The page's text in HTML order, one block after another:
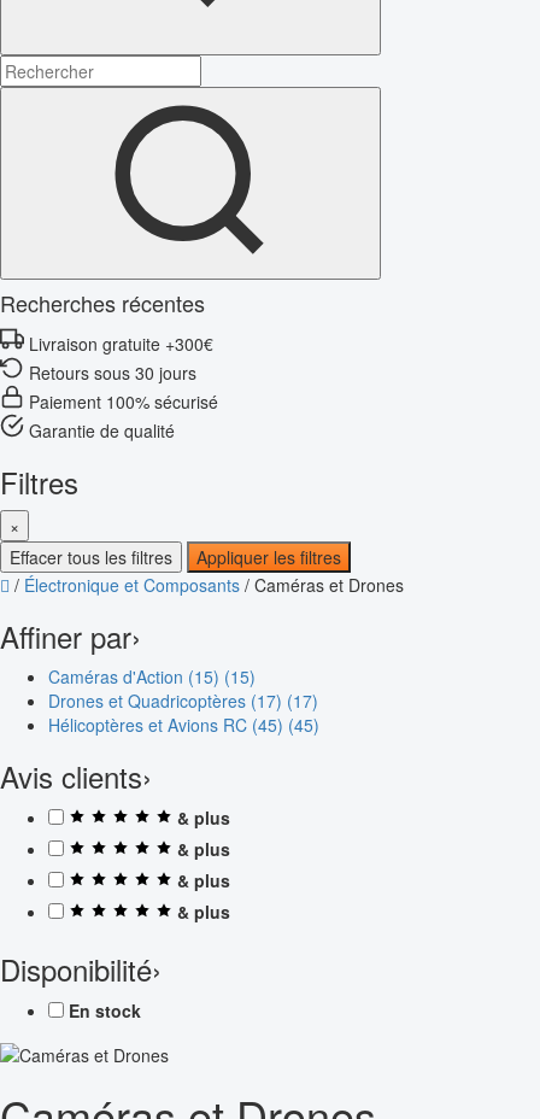
Recherches récentes
Livraison gratuite +300€
Retours sous 30 jours
Paiement 100% sécurisé
Garantie de qualité
Filtres
×
Effacer tous les filtres
Appliquer les filtres
/ Électronique et Composants / Caméras et Drones
Affiner par›
Caméras d'Action (15) (15)
Drones et Quadricoptères (17) (17)
Hélicoptères et Avions RC (45) (45)
Avis clients›
& plus
& plus
& plus
& plus
Disponibilité›
En stock